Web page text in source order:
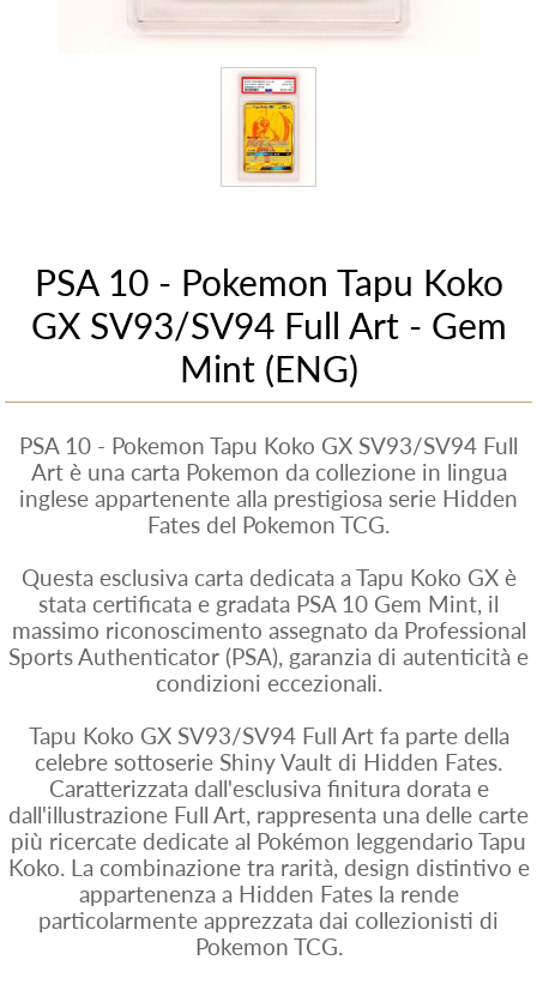
PSA 10 - Pokemon Tapu Koko
GX SV93/SV94 Full Art - Gem
Mint (ENG)
PSA 10 - Pokemon Tapu Koko GX SV93/SV94 Full
Art è una carta Pokemon da collezione in lingua
inglese appartenente alla prestigiosa serie Hidden
Fates del Pokemon TCG.
Questa esclusiva carta dedicata a Tapu Koko GX è
stata certificata e gradata PSA 10 Gem Mint, il
massimo riconoscimento assegnato da Professional
Sports Authenticator (PSA), garanzia di autenticità e
condizioni eccezionali.
Tapu Koko GX SV93/SV94 Full Art fa parte della
celebre sottoserie Shiny Vault di Hidden Fates.
Caratterizzata dall'esclusiva finitura dorata e
dall'illustrazione Full Art, rappresenta una delle carte
più ricercate dedicate al Pokémon leggendario Tapu
Koko. La combinazione tra rarità, design distintivo e
appartenenza a Hidden Fates la rende
particolarmente apprezzata dai collezionisti di
Pokemon TCG.